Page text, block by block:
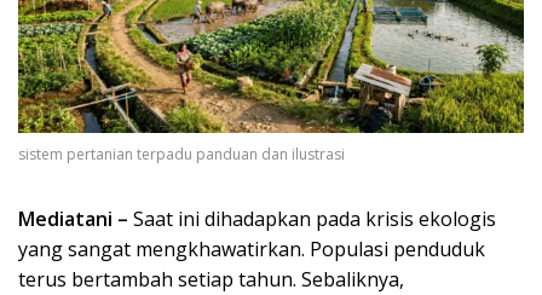
sistem pertanian terpadu panduan dan ilustrasi
Mediatani – Saat ini dihadapkan pada krisis ekologis
yang sangat mengkhawatirkan. Populasi penduduk
terus bertambah setiap tahun. Sebaliknya,